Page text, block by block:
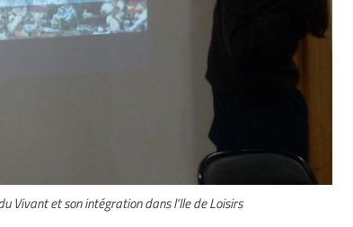
Vivant et son intégration dans l’Ile de Loisirs